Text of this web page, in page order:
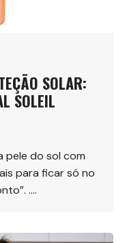
SOLAR:
SOLEIL
pele do sol com
para ficar só no
….